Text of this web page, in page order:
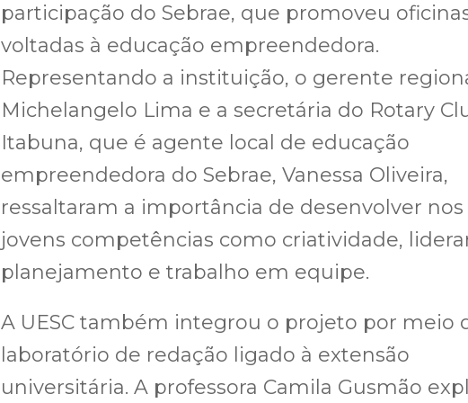
participação do Sebrae, que promoveu
voltadas à educação empreendedora.
Representando a instituição, o gerente
Michelangelo Lima e a secretária do Rotary
Itabuna, que é agente local de educação
empreendedora do Sebrae, Vanessa Oliveira,
ressaltaram a importância de desenvolver nos
jovens competências como criatividade,
planejamento e trabalho em equipe.
A UESC também integrou o projeto por meio
laboratório de redação ligado à extensão
universitária. A professora Camila Gusmão